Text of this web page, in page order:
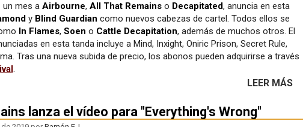
un mes a Airbourne, All That Remainso Decapitated, anuncia en esta
y Blind Guardian como nuevos cabezas de cartel. Todos ellos se
In Flames, Soen o Cattle Decapitation, además de muchos otros. El
en esta tanda incluye a Mind, Inxight, Oniric Prison, Secret Rule,
Tras una nueva subida de precio, los abonos pueden adquirirse a través
.
LEER MÁS
lanza el vídeo para "Everything's Wrong"